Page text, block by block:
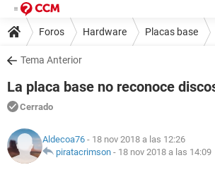
Foros Hardware Placas base
Tema Anterior
La placa base no reconoce
Cerrado
Aldecoa76 - 18 nov 2018 a las 12:26
piratacrimson - 18 nov 2018 a las 14:09